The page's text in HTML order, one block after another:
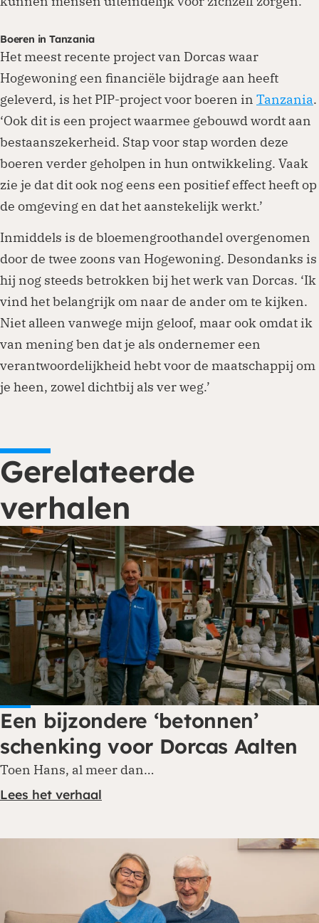
Boeren in Tanzania
Het meest recente project van Dorcas waar
Hogewoning een financiële bijdrage aan heeft
geleverd, is het PIP-project voor boeren in Tanzania.
‘Ook dit is een project waarmee gebouwd wordt aan
bestaanszekerheid. Stap voor stap worden deze
boeren verder geholpen in hun ontwikkeling. Vaak
zie je dat dit ook nog eens een positief effect heeft op
de omgeving en dat het aanstekelijk werkt.’
Inmiddels is de bloemengroothandel overgenomen
door de twee zoons van Hogewoning. Desondanks is
hij nog steeds betrokken bij het werk van Dorcas. ‘Ik
vind het belangrijk om naar de ander om te kijken.
Niet alleen vanwege mijn geloof, maar ook omdat ik
van mening ben dat je als ondernemer een
verantwoordelijkheid hebt voor de maatschappij om
je heen, zowel dichtbij als ver weg.’
Gerelateerde
verhalen
Een bijzondere ‘betonnen’
schenking voor Dorcas Aalten
Toen Hans, al meer dan…
Lees het verhaal